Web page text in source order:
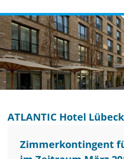
ATLANTIC Hotel Lübeck
Zimmerkontingent